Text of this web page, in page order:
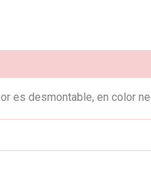
es desmontable, en color